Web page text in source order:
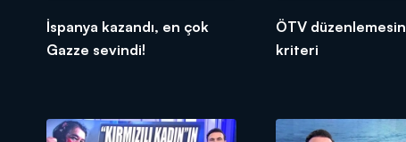
İspanya kazandı, en çok
Gazze sevindi!
ÖTV
kriteri